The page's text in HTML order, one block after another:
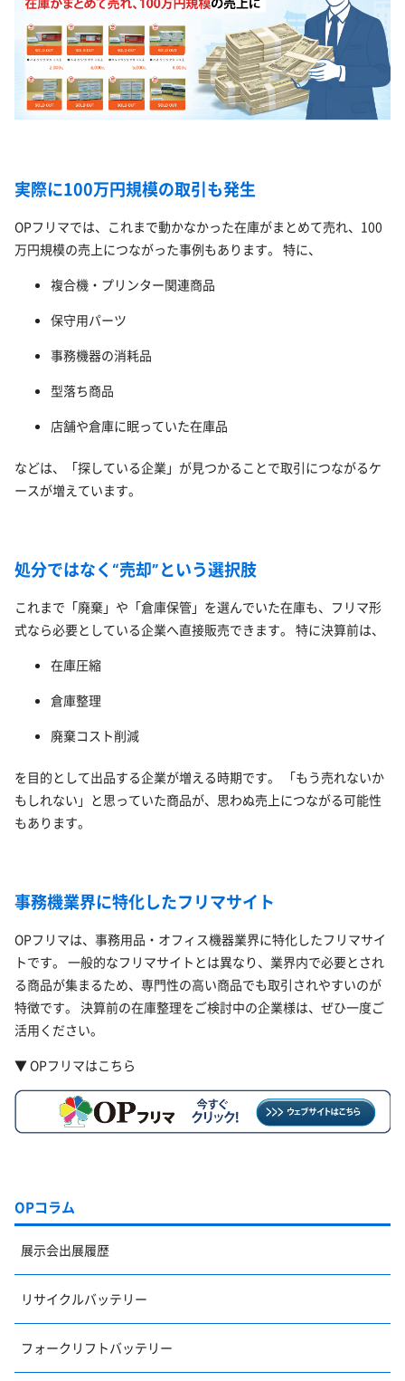
実際に100万円規模の取引も発生
OPフリマでは、これまで動かなかった在庫がまとめて売れ、100
万円規模の売上につながった事例もあります。 特に、
複合機・プリンター関連商品
保守用パーツ
事務機器の消耗品
型落ち商品
店舗や倉庫に眠っていた在庫品
などは、「探している企業」が見つかることで取引につながるケ
ースが増えています。
処分ではなく“売却”という選択肢
これまで「廃棄」や「倉庫保管」を選んでいた在庫も、フリマ形
式なら必要としている企業へ直接販売できます。 特に決算前は、
在庫圧縮
倉庫整理
廃棄コスト削減
を目的として出品する企業が増える時期です。 「もう売れないか
もしれない」と思っていた商品が、思わぬ売上につながる可能性
もあります。
事務機業界に特化したフリマサイト
OPフリマは、事務用品・オフィス機器業界に特化したフリマサイ
トです。 一般的なフリマサイトとは異なり、業界内で必要とされ
る商品が集まるため、専門性の高い商品でも取引されやすいのが
特徴です。 決算前の在庫整理をご検討中の企業様は、ぜひ一度ご
活用ください。
▼ OPフリマはこちら
OPコラム
展示会出展履歴
リサイクルバッテリー
フォークリフトバッテリー